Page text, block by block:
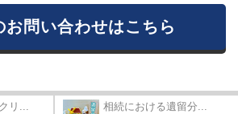
お問い合わせはこちら
リ... 相続における遺留分...